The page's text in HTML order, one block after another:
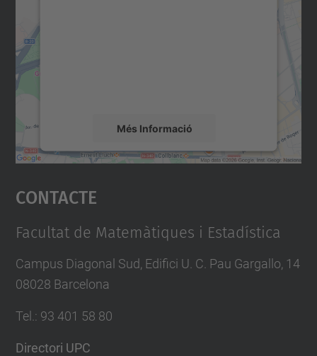
Més Informació
Accepta
powered by
Contacte
Facultat de Matemàtiques i Estadística
Campus Diagonal Sud, Edifici U. C. Pau Gargallo, 14
08028 Barcelona
Tel. : 93 401 58 80
Directori UPC